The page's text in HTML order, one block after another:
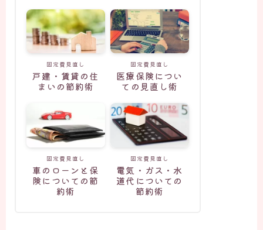
固定費見直し
戸建・賃貸の住
まいの節約術
固定費見直し
医療保険につい
ての見直し術
固定費見直し
車のローンと保
険についての節
約術
固定費見直し
電気・ガス・水
道代についての
節約術